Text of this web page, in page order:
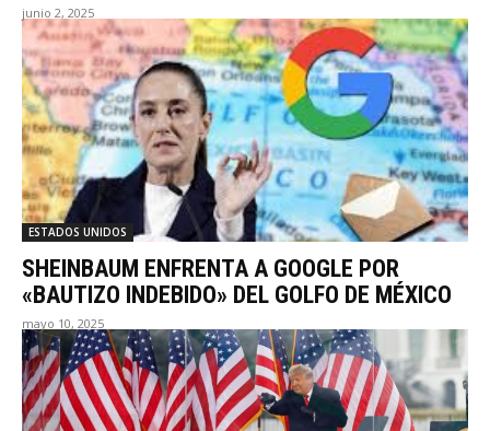
junio 2, 2025
ESTADOS UNIDOS
SHEINBAUM ENFRENTA A GOOGLE POR
«BAUTIZO INDEBIDO» DEL GOLFO DE MÉXICO
mayo 10, 2025